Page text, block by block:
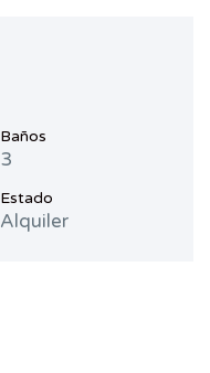
Baños
3
Estado
Alquiler